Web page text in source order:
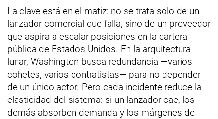
La clave está en el matiz: no se trata solo de un
lanzador comercial que falla, sino de un proveedor
que aspira a escalar posiciones en la cartera
pública de Estados Unidos. En la arquitectura
lunar, Washington busca redundancia —varios
cohetes, varios contratistas— para no depender
de un único actor. Pero cada incidente reduce la
elasticidad del sistema: si un lanzador cae, los
demás absorben demanda y los márgenes de